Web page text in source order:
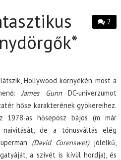
2
Hollywood környékén most a
James GunnDC-univerzumot
hőse karakterének gyökereihez.
1978-as hőseposz bájos (m már
naivitását, de a tónusváltás elég
(David Corenswet)jólelkű,
a szívét is kívül hordja), és